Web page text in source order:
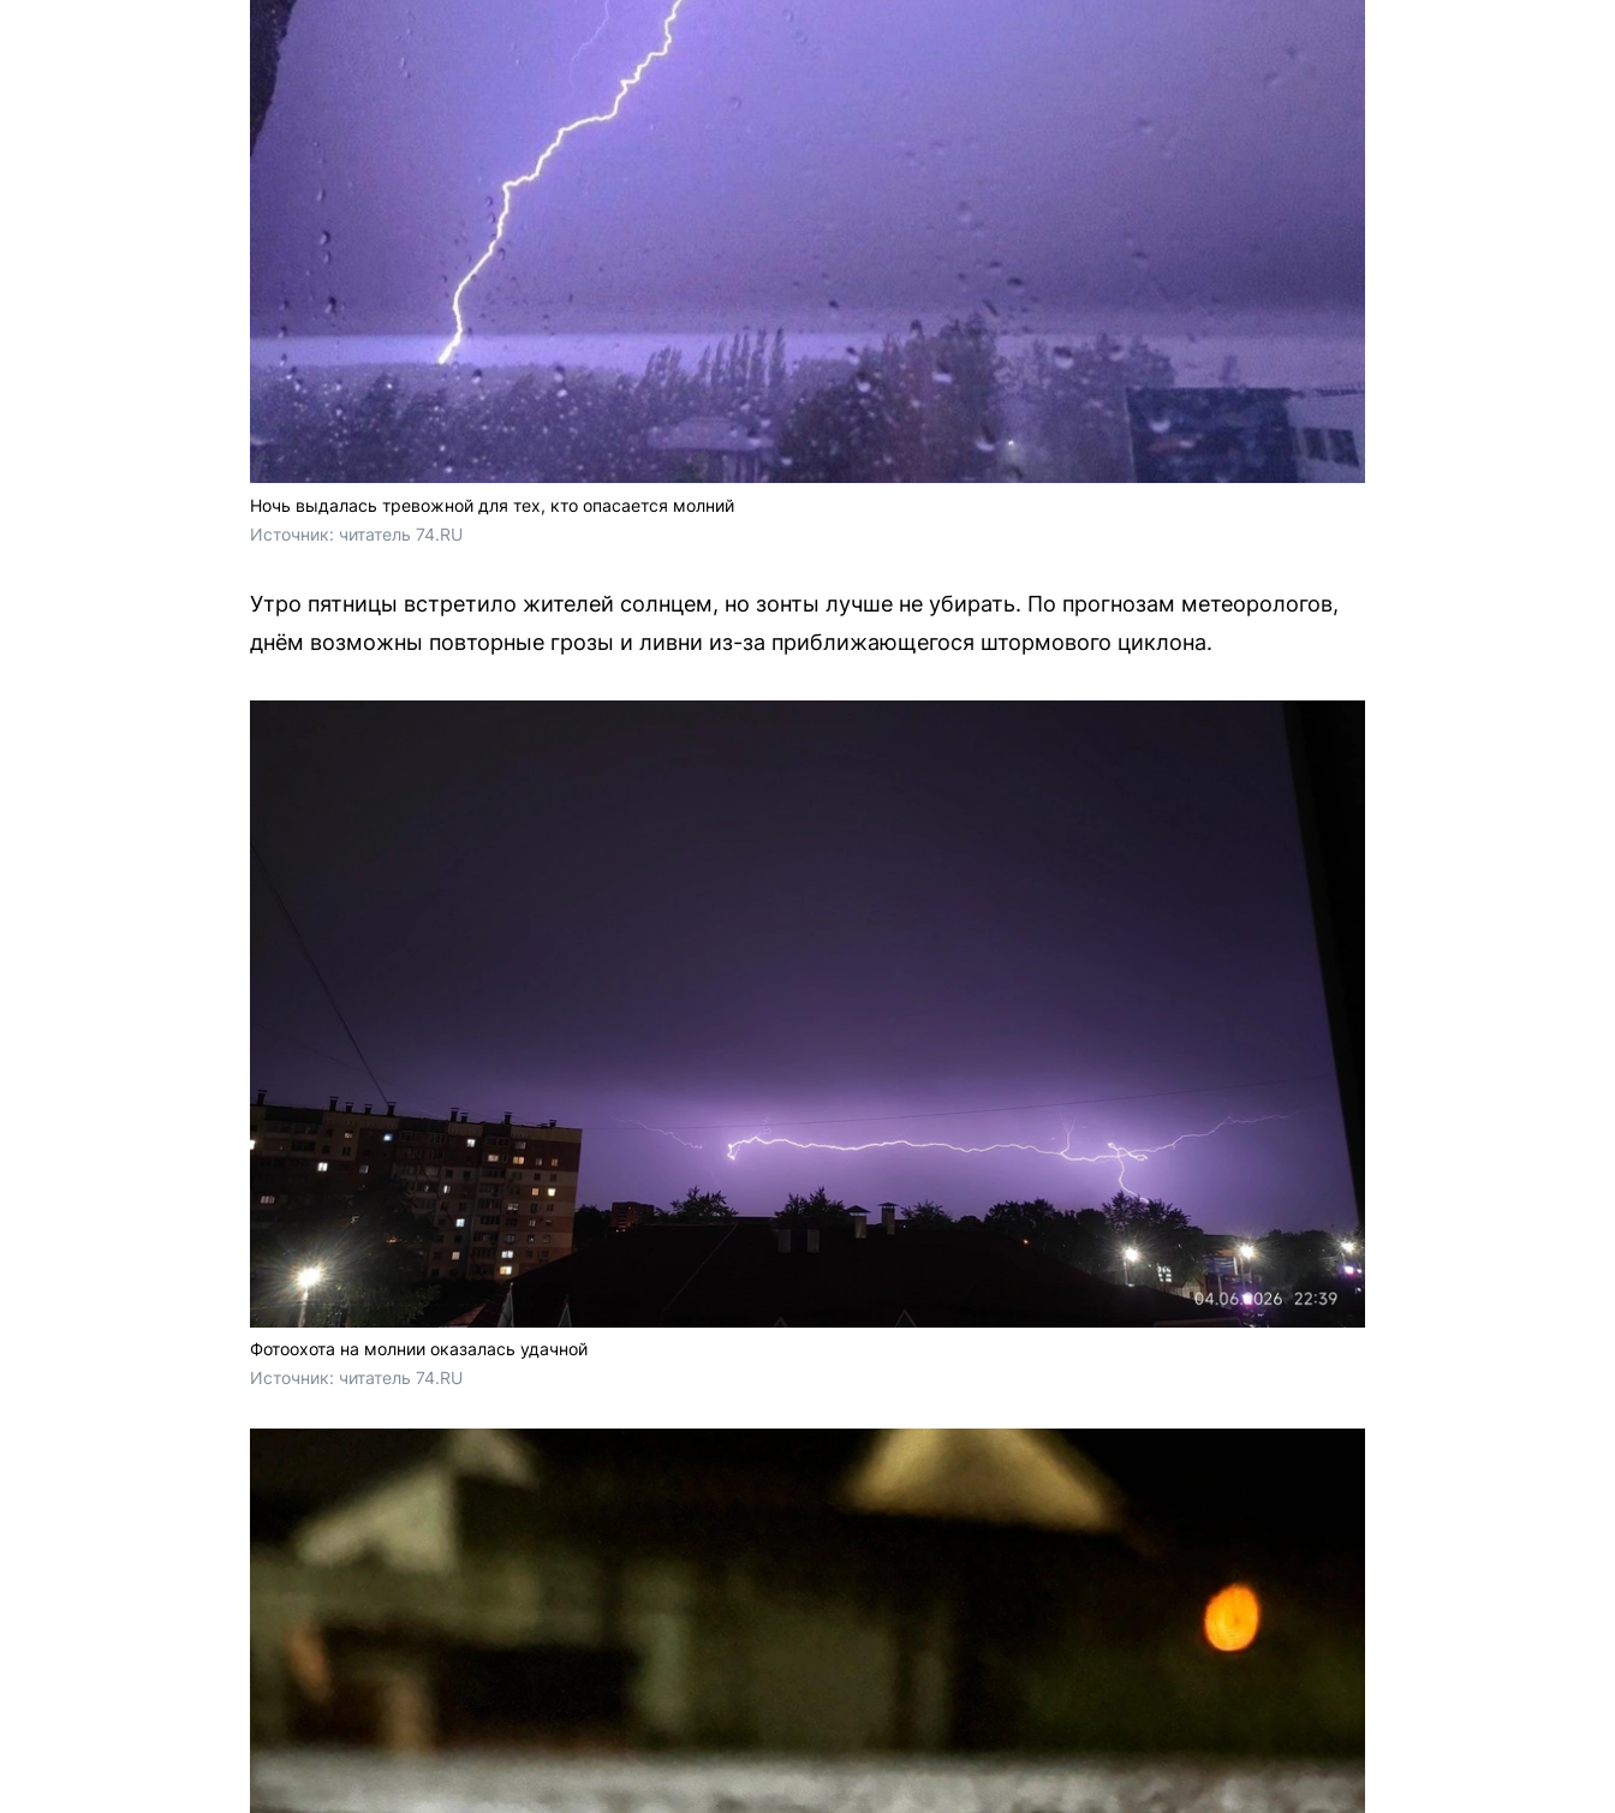
Ночь выдалась тревожной для тех, кто опасается молний
Источник: читатель 74.RU
Утро пятницы встретило жителей солнцем, но зонты лучше не убирать. По прогнозам метеорологов,
днём возможны повторные грозы и ливни из-за приближающегося штормового циклона.
Фотоохота на молнии оказалась удачной
Источник: читатель 74.RU